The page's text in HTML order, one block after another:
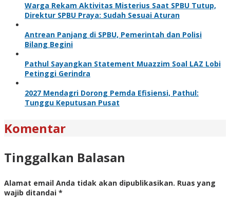
Warga Rekam Aktivitas Misterius Saat SPBU Tutup,
Direktur SPBU Praya: Sudah Sesuai Aturan
Antrean Panjang di SPBU, Pemerintah dan Polisi
Bilang Begini
Pathul Sayangkan Statement Muazzim Soal LAZ Lobi
Petinggi Gerindra
2027 Mendagri Dorong Pemda Efisiensi, Pathul:
Tunggu Keputusan Pusat
Komentar
Tinggalkan Balasan
Alamat email Anda tidak akan dipublikasikan. Ruas yang
wajib ditandai *